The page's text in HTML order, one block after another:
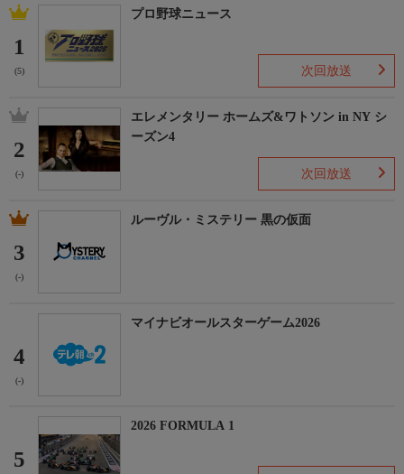
1
(5)
プロ野球ニュース
次回放送
2
(-)
エレメンタリー ホームズ&ワトソン in NY シ
ーズン4
次回放送
3
(-)
ルーヴル・ミステリー 黒の仮面
4
(-)
マイナビオールスターゲーム2026
5
2026 FORMULA 1